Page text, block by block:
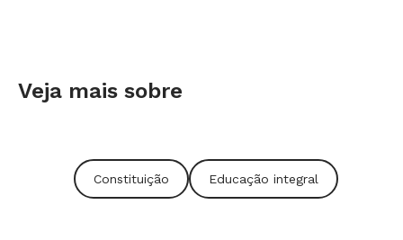
direção da escola aceitou e lá fui eu. Decidi
explicar como funcionavam as leis do nosso
serve como base para todas as outras leis e que
quase sempre é foco de discussão nos jornais e
Veja mais sobre
Constituição Educação integral